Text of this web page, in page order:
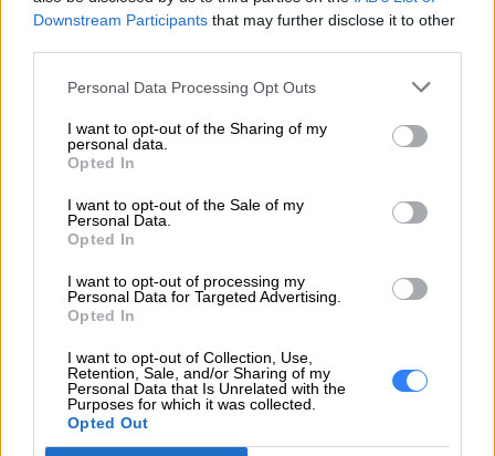
Downstream Participants that may further disclose it to other
Personal Data Processing Opt Outs
I want to opt-out of the Sharing of my
personal data.
Opted In
I want to opt-out of the Sale of my
Personal Data.
Opted In
I want to opt-out of processing my
Personal Data for Targeted Advertising.
Opted In
I want to opt-out of Collection, Use,
Retention, Sale, and/or Sharing of my
Personal Data that Is Unrelated with the
Purposes for which it was collected.
Opted Out
ThinkSystem ST50 V2 3.5 2TB 7.2K SATA 6Gb
NHS 512n HDD"
EMAIL